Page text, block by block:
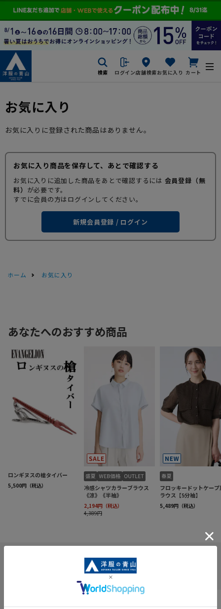
検索 ログイン店舗検索お気に入り カート
お気に入り
お気に入りに登録された商品はありません。
お気に入り商品を保存して、あとで確認する
お気に入りに追加した商品をあとで確認するには 会員登録（無
料） が必要です。
すでに会員の方はログインしてください。
新規会員登録 / ログイン
ホーム お気に入り
INFORMATION